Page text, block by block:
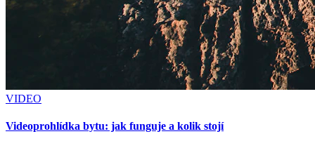
VIDEO
Videoprohlídka bytu: jak funguje a kolik stojí